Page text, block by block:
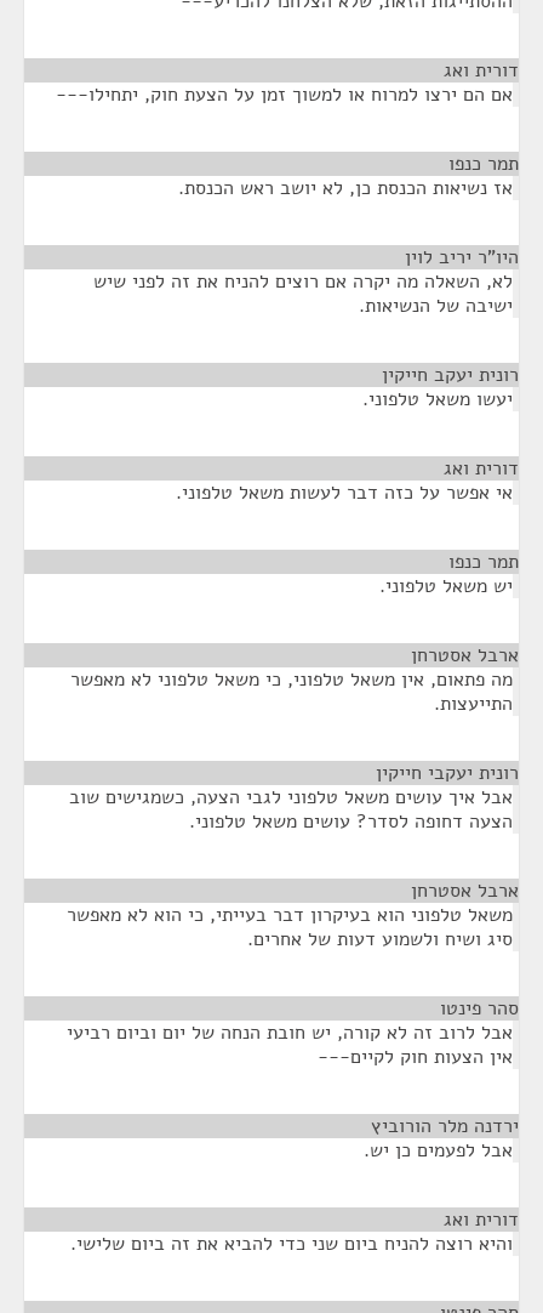
דורית ואג
אם הם ירצו למרוח או למשוך זמן על הצעת חוק, יתחילו---
תמר כנפו
אז נשיאות הכנסת כן, לא יושב ראש הכנסת.
היו"ר יריב לוין
לא, השאלה מה יקרה אם רוצים להניח את זה לפני שיש
ישיבה של הנשיאות.
רונית יעקב חייקין
יעשו משאל טלפוני.
דורית ואג
אי אפשר על כזה דבר לעשות משאל טלפוני.
תמר כנפו
יש משאל טלפוני.
ארבל אסטרחן
מה פתאום, אין משאל טלפוני, כי משאל טלפוני לא מאפשר
התייעצות.
רונית יעקבי חייקין
אבל איך עושים משאל טלפוני לגבי הצעה, כשמגישים שוב
הצעה דחופה לסדר? עושים משאל טלפוני.
ארבל אסטרחן
משאל טלפוני הוא בעיקרון דבר בעייתי, כי הוא לא מאפשר
סיג ושיח ולשמוע דעות של אחרים.
סהר פינטו
אבל לרוב זה לא קורה, יש חובת הנחה של יום וביום רביעי
אין הצעות חוק לקיים---
ירדנה מלר הורוביץ
אבל לפעמים כן יש.
דורית ואג
והיא רוצה להניח ביום שני כדי להביא את זה ביום שלישי.